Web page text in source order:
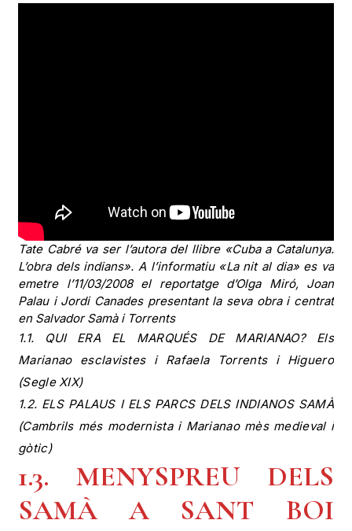
Tate Cabré va ser l’autora del llibre «Cuba a Catalunya.
L’obra dels indians». A l’informatiu «La nit al dia» es va
emetre l’11/03/2008 el reportatge d’Olga Miró, Joan
Palau i Jordi Canades presentant la seva obra i centrat
en Salvador Samà i Torrents
1.1. QUI ERA EL MARQUÉS DE MARIANAO? Els
Marianao esclavistes i Rafaela Torrents i Higuero
(Segle XIX)
1.2. ELS PALAUS I ELS PARCS DELS INDIANOS SAMÀ
(Cambrils més modernista i Marianao mès medieval i
gòtic)
1.3. MENYSPREU DELS
SAMÀ A SANT BOI